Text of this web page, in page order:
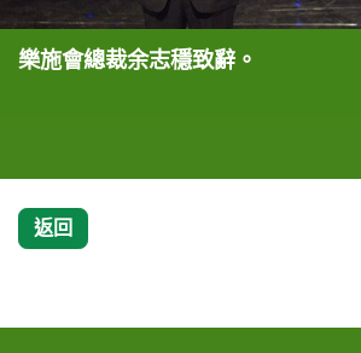
樂施會總裁余志穩致辭。
樂施會澳門分會顧問岑一峰(右)代表
澳門演藝人《讓愛零距"尼"》籌款
樂施會國際項目總監陳美玲(中)在晚
多位澳門演藝人包括副會長陳慧敏(
余志穩代表樂施會接受周廷波先生
余志穩代表樂施會接受太陽城集團
樂施會澳門分會顧問岑一峰代表樂
返回